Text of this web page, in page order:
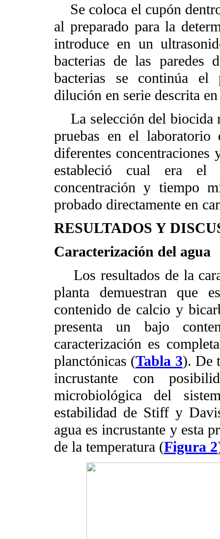
Se coloca el cupón
al preparado para la
introduce en un
bacterias de las paredes
bacterias se continúa el
dilución en serie descrita
La selección del biocida
pruebas en el
diferentes concentraciones
estableció cual era el
concentración y tiempo
probado directamente en
RESULTADOS Y
Caracterización del agua
Los resultados de la
planta demuestran que
contenido de calcio y
presenta un bajo
caracterización es
planctónicas (Tabla 3). De
incrustante con
microbiológica del
estabilidad de Stiff y
agua es incrustante y esta
de la temperatura (Figura 2